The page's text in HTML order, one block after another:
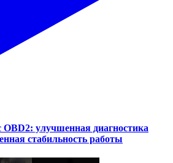
улучшенная диагностика
стабильность работы